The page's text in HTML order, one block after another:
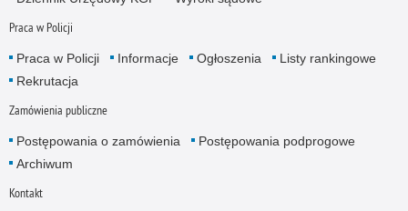
Praca w Policji
Praca w Policji Informacje Ogłoszenia
Listy rankingowe
Rekrutacja
Zamówienia publiczne
Postępowania o zamówienia
Postępowania podprogowe
Archiwum
Kontakt